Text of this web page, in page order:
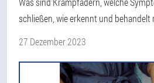
schließen, wie erkennt und behandelt
27 Dezember 2023